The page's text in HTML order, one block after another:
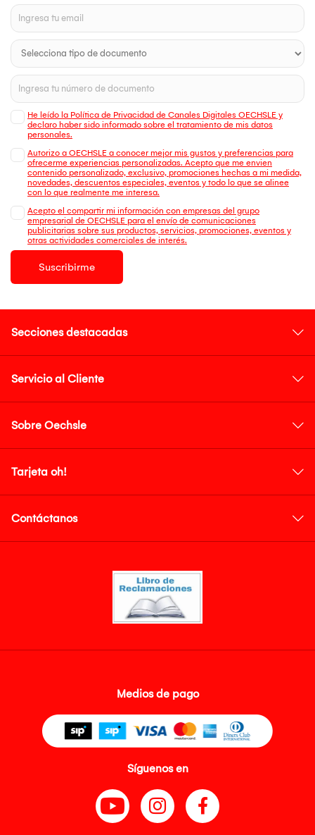
He leído la Política de Privacidad de Canales Digitales OECHSLE y
declaro haber sido informado sobre el tratamiento de mis datos
personales.
Autorizo a OECHSLE a conocer mejor mis gustos y preferencias para
ofrecerme experiencias personalizadas. Acepto que me envien
contenido personalizado, exclusivo, promociones hechas a mi medida,
novedades, descuentos especiales, eventos y todo lo que se alinee
con lo que realmente me interesa.
Acepto el compartir mi información con empresas del grupo
empresarial de OECHSLE para el envío de comunicaciones
publicitarias sobre sus productos, servicios, promociones, eventos y
otras actividades comerciales de interés.
Suscribirme
Secciones destacadas
Servicio al Cliente
Sobre Oechsle
Tarjeta oh!
Contáctanos
Medios de pago
Síguenos en